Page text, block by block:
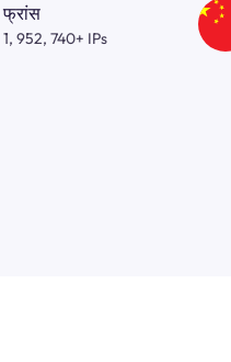
फ्रांस
1, 952, 740+ IPs